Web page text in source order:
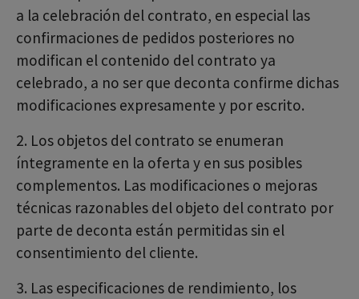
a la celebración del contrato, en especial las
confirmaciones de pedidos posteriores no
modifican el contenido del contrato ya
celebrado, a no ser que deconta confirme dichas
modificaciones expresamente y por escrito.
2. Los objetos del contrato se enumeran
íntegramente en la oferta y en sus posibles
complementos. Las modificaciones o mejoras
técnicas razonables del objeto del contrato por
parte de deconta están permitidas sin el
consentimiento del cliente.
3. Las especificaciones de rendimiento, los